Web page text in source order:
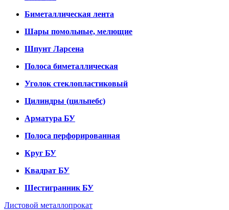
Биметаллическая лента
Шары помольные, мелющие
Шпунт Ларсена
Полоса биметаллическая
Уголок стеклопластиковый
Цилиндры (цильпебс)
Арматура БУ
Полоса перфорированная
Круг БУ
Квадрат БУ
Шестигранник БУ
Листовой металлопрокат